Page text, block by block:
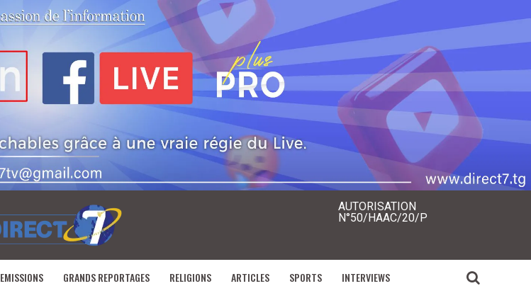
AUTORISATION
N°50/HAAC/20/P
EMISSIONS GRANDS REPORTAGES RELIGIONS ARTICLES SPORTS INTERVIEWS